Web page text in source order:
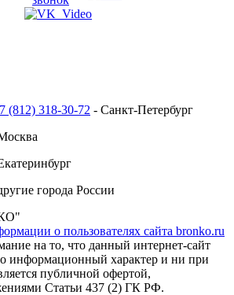
(812) 318-30-72 - Санкт-Петербург
города России
о пользователях сайта bronko.ru
на то, что данный интернет-сайт
информационный характер и ни при
публичной офертой,
Статьи 437 (2) ГК РФ.